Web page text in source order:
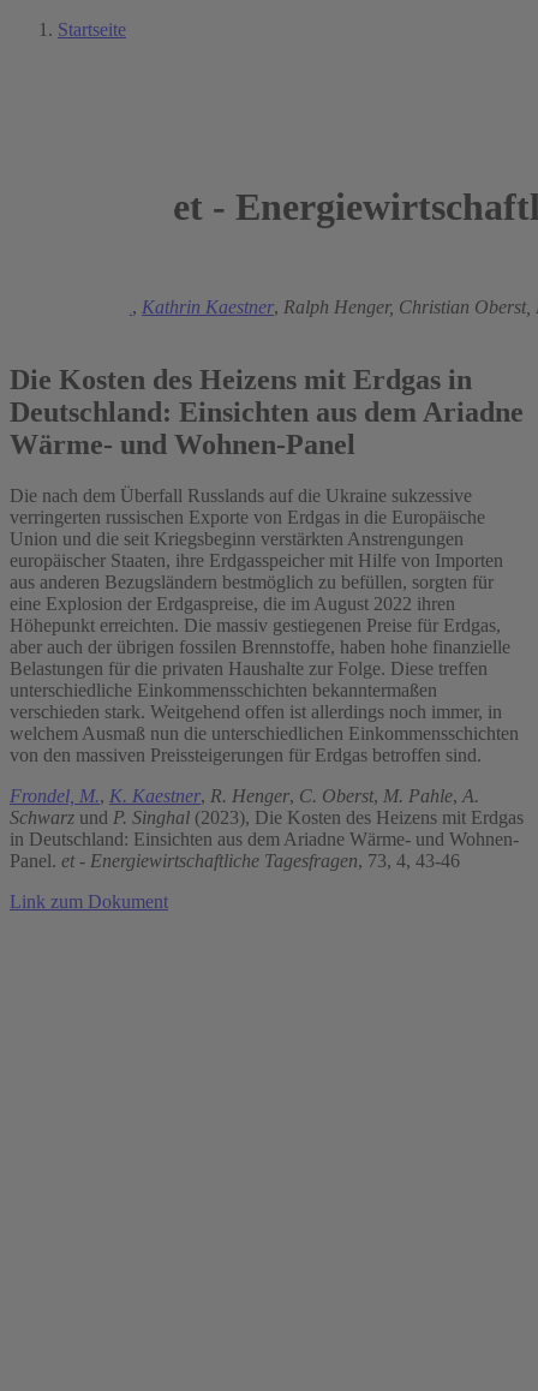
Startseite
et -
, Kathrin Kaestner, Ralph Henger, Christian Oberst,
Die Kosten des Heizens mit Erdgas in
Deutschland: Einsichten aus dem Ariadne
Wärme- und Wohnen-Panel
Die nach dem Überfall Russlands auf die Ukraine sukzessive
verringerten russischen Exporte von Erdgas in die Europäische
Union und die seit Kriegsbeginn verstärkten Anstrengungen
europäischer Staaten, ihre Erdgasspeicher mit Hilfe von Importen
aus anderen Bezugsländern bestmöglich zu befüllen, sorgten für
eine Explosion der Erdgaspreise, die im August 2022 ihren
Höhepunkt erreichten. Die massiv gestiegenen Preise für Erdgas,
aber auch der übrigen fossilen Brennstoffe, haben hohe finanzielle
Belastungen für die privaten Haushalte zur Folge. Diese treffen
unterschiedliche Einkommensschichten bekanntermaßen
verschieden stark. Weitgehend offen ist allerdings noch immer, in
welchem Ausmaß nun die unterschiedlichen Einkommensschichten
von den massiven Preissteigerungen für Erdgas betroffen sind.
Frondel, M., K. Kaestner, R. Henger, C. Oberst, M. Pahle, A.
Schwarz und P. Singhal (2023), Die Kosten des Heizens mit Erdgas
in Deutschland: Einsichten aus dem Ariadne Wärme- und Wohnen-
Panel. et - Energiewirtschaftliche Tagesfragen, 73, 4, 43-46
Link zum Dokument